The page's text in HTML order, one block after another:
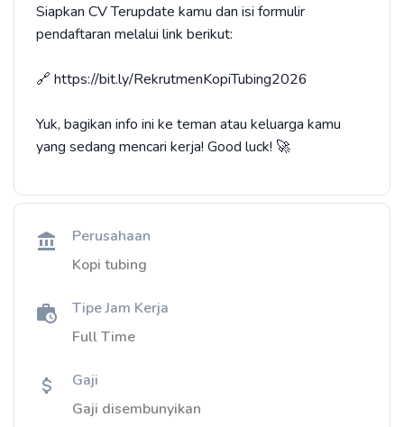
​Siapkan CV Terupdate kamu dan isi formulir
pendaftaran melalui link berikut:
🔗 https://bit.ly/RekrutmenKopiTubing2026
​Yuk, bagikan info ini ke teman atau keluarga kamu
yang sedang mencari kerja! Good luck! 🚀
Perusahaan
Kopi tubing
Tipe Jam Kerja
Full Time
Gaji
Gaji disembunyikan